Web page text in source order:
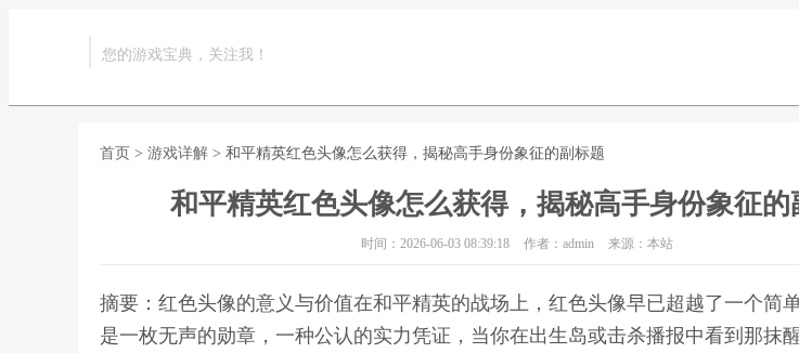
您的游戏宝典，关注我！
首页 > 游戏详解 > 和平精英红色头像怎么获得，揭秘高手身份象征的副标题
和平精英红色头像怎么获得，揭秘高手身份象征的
时间：2026-06-03 08:39:18 作者：admin 来源：本站
摘要：红色头像的意义与价值在和平精英的战场上，红色头像早已超越了一个简
是一枚无声的勋章，一种公认的实力凭证，当你在出生岛或击杀播报中看到那抹